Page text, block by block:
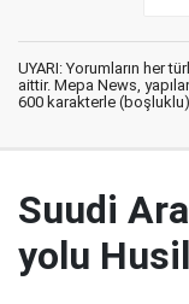
UYARI: Yorumların her
aittir. Mepa News,
600 karakterle (boşluklu)
Suudi
yolu